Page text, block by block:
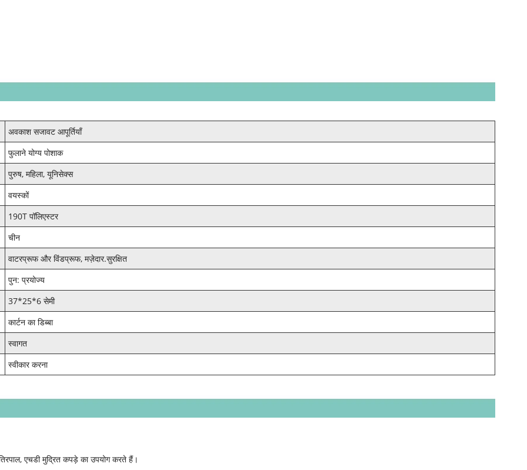
अवकाश सजावट आपूर्तियाँ
फुलाने योग्य पोशाक
पुरुष, महिला, यूनिसेक्स
वयस्कों
190T पॉलिएस्टर
चीन
वाटरप्रूफ और विंडप्रूफ, मज़ेदार.सुरक्षित
पुन: प्रयोज्य
37*25*6 सेमी
कार्टन का डिब्बा
स्वागत
स्वीकार करना
एचडी मुद्रित कपड़े का उपयोग करते हैं।